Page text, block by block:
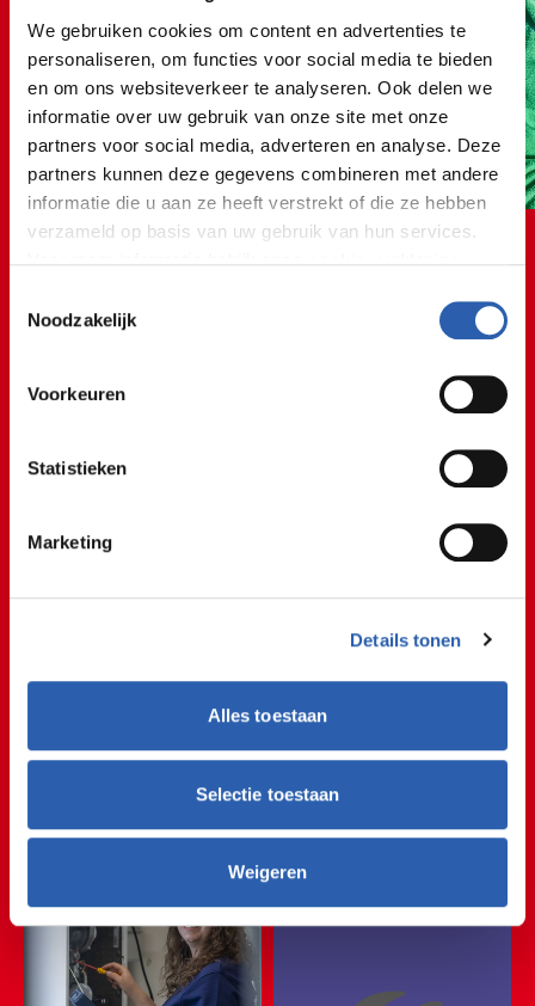
We gebruiken cookies om content en advertenties te
personaliseren, om functies voor social media te bieden
en om ons websiteverkeer te analyseren. Ook delen we
informatie over uw gebruik van onze site met onze
partners voor social media, adverteren en analyse. Deze
partners kunnen deze gegevens combineren met andere
informatie die u aan ze heeft verstrekt of die ze hebben
verzameld op basis van uw gebruik van hun services.
We werken samen met
die uw gegevens
Noodzakelijk
Voorkeuren
Statistieken
Marketing
Details tonen
Alles toestaan
Selectie toestaan
Weigeren
Tijdens mijn stage heb ik op
veel verschillende afdelingen
meegelopen.
Een kijkje bij stage
Service